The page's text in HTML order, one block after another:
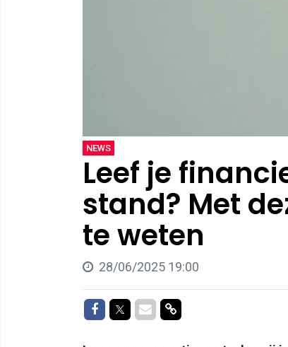
NEWS
Leef je
stand? Met
te weten
28/06/2025 19:00
Delen op Facebook
Delen op Twitter
Delen via Mail
Delen via link